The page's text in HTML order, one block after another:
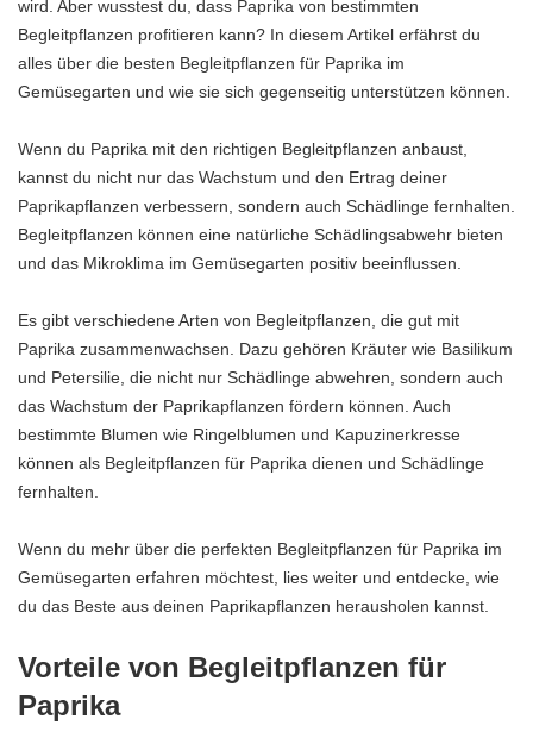
wird. Aber wusstest du, dass Paprika von bestimmten
Begleitpflanzen profitieren kann? In diesem Artikel erfährst du
alles über die besten Begleitpflanzen für Paprika im
Gemüsegarten und wie sie sich gegenseitig unterstützen können.
Wenn du Paprika mit den richtigen Begleitpflanzen anbaust,
kannst du nicht nur das Wachstum und den Ertrag deiner
Paprikapflanzen verbessern, sondern auch Schädlinge fernhalten.
Begleitpflanzen können eine natürliche Schädlingsabwehr bieten
und das Mikroklima im Gemüsegarten positiv beeinflussen.
Es gibt verschiedene Arten von Begleitpflanzen, die gut mit
Paprika zusammenwachsen. Dazu gehören Kräuter wie Basilikum
und Petersilie, die nicht nur Schädlinge abwehren, sondern auch
das Wachstum der Paprikapflanzen fördern können. Auch
bestimmte Blumen wie Ringelblumen und Kapuzinerkresse
können als Begleitpflanzen für Paprika dienen und Schädlinge
fernhalten.
Wenn du mehr über die perfekten Begleitpflanzen für Paprika im
Gemüsegarten erfahren möchtest, lies weiter und entdecke, wie
du das Beste aus deinen Paprikapflanzen herausholen kannst.
Vorteile von Begleitpflanzen für
Paprika